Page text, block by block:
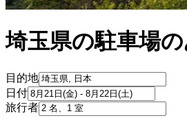
埼玉県の駐車場
目的地
日付
旅行者